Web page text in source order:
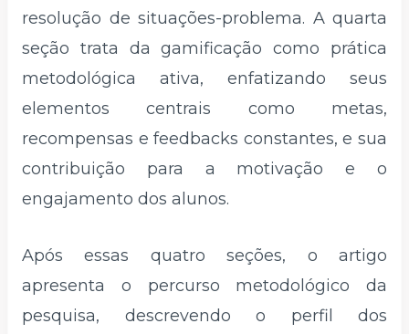
resolução de situações-problema. A quarta
seção trata da gamificação como prática
metodológica ativa, enfatizando seus
elementos centrais como metas,
recompensas e feedbacks constantes, e sua
contribuição para a motivação e o
engajamento dos alunos.
Após essas quatro seções, o artigo
apresenta o percurso metodológico da
pesquisa, descrevendo o perfil dos